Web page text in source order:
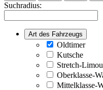
Suchradius:
Art des Fahrzeugs
Oldtimer
Kutsche
Stretch-
Oberklasse-
Mittelklasse-